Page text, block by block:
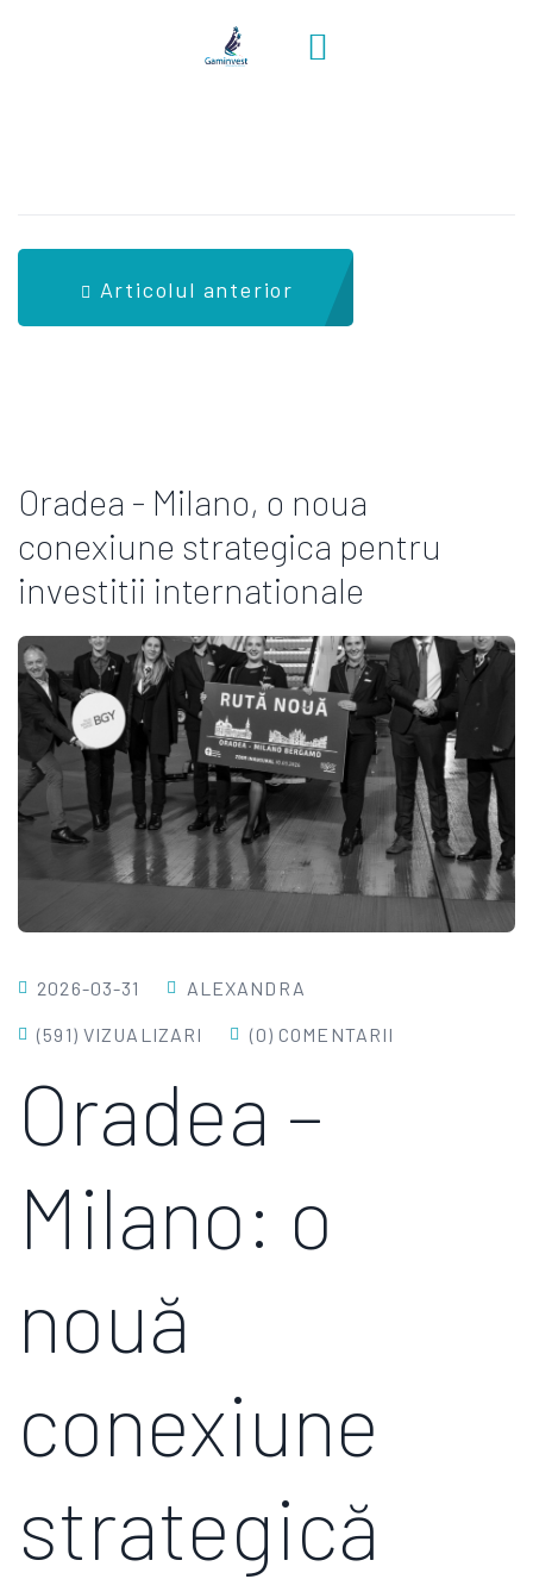
Articolul anterior
Oradea - Milano, o noua
conexiune strategica pentru
investitii internationale
2026-03-31 ALEXANDRA
(591) VIZUALIZARI (0) COMENTARII
Oradea –
Milano: o
nouă
conexiune
strategică